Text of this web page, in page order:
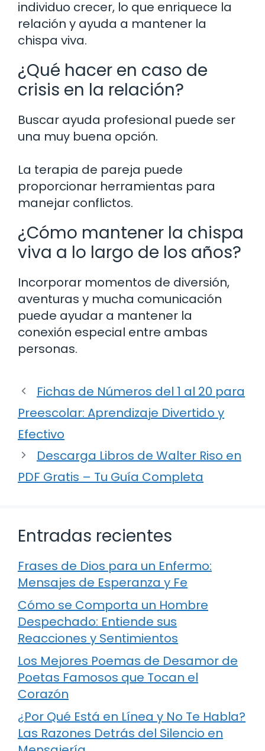
individuo crecer, lo que enriquece la
relación y ayuda a mantener la
chispa viva.
¿Qué hacer en caso de
crisis en la relación?
Buscar ayuda profesional puede ser
una muy buena opción.
La terapia de pareja puede
proporcionar herramientas para
manejar conflictos.
¿Cómo mantener la chispa
viva a lo largo de los años?
Incorporar momentos de diversión,
aventuras y mucha comunicación
puede ayudar a mantener la
conexión especial entre ambas
personas.
Fichas de Números del 1 al 20 para
Preescolar: Aprendizaje Divertido y
Efectivo
Descarga Libros de Walter Riso en
PDF Gratis – Tu Guía Completa
Entradas recientes
Frases de Dios para un Enfermo:
Mensajes de Esperanza y Fe
Cómo se Comporta un Hombre
Despechado: Entiende sus
Reacciones y Sentimientos
Los Mejores Poemas de Desamor de
Poetas Famosos que Tocan el
Corazón
¿Por Qué Está en Línea y No Te Habla?
Las Razones Detrás del Silencio en